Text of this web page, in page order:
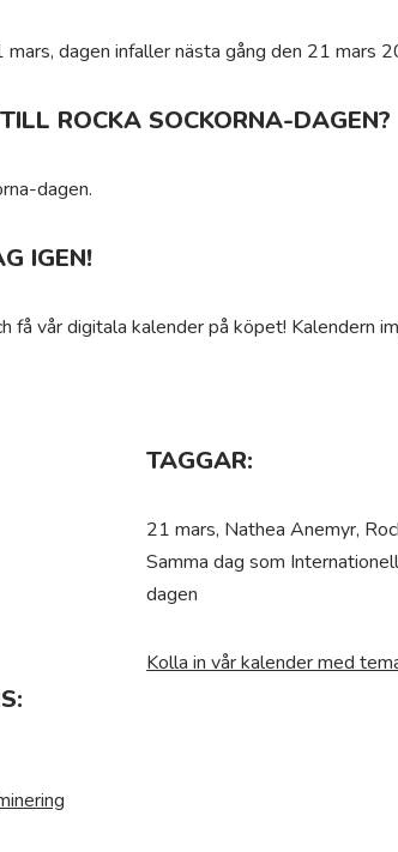
dagen infaller nästa gång den 21 mars
ROCKA SOCKORNA-DAGEN?
dagen.
IGEN!
få vår digitala kalender på köpet! Kalendern
TAGGAR:
21 mars, Nathea Anemyr,
Samma dag som
dagen
Kolla in vår kalender med